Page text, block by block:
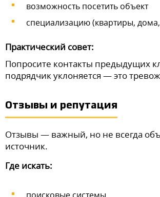
возможность посетить объект
специализацию (квартиры,
Практический совет:
Попросите контакты предыдущих
подрядчик уклоняется — это
Отзывы и репутация
Отзывы — важный, но не всегда
источник.
Где искать: